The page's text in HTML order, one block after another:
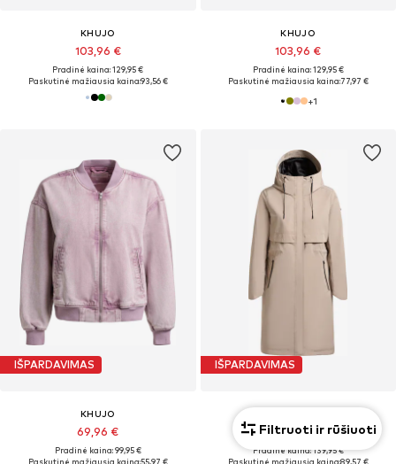
KHUJO
103,96 €
Pradinė kaina: 129,95 €
Paskutinė mažiausia kaina:93,56 €
KHUJO
103,96 €
Pradinė kaina: 129,95 €
Paskutinė mažiausia kaina:77,97 €
+1
IŠPARDAVIMAS
KHUJO
69,96 €
Pradinė kaina: 99,95 €
Paskutinė mažiausia kaina:55,97 €
IŠPARDAVIMAS
111,96 €
Pradinė kaina: 139,95 €
Paskutinė mažiausia kaina:89,57 €
Filtruoti ir rūšiuoti